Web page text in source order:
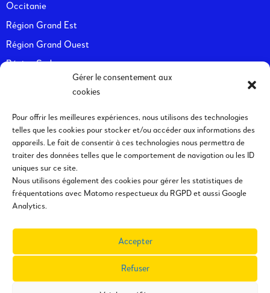
Gérer le consentement aux
cookies
Pour offrir les meilleures expériences, nous utilisons des technologies
telles que les cookies pour stocker et/ou accéder aux informations des
appareils. Le fait de consentir à ces technologies nous permettra de
traiter des données telles que le comportement de navigation ou les ID
uniques sur ce site.
Nous utilisons également des cookies pour gérer les statistiques de
fréquentations avec Matomo respectueux du RGPD et aussi Google
Analytics.
Accepter
Refuser
Occitanie
Région Grand Est
Région Grand Ouest
Région Sud
Informations utiles
Demande d’adhésion
Demande d’intervention
Communiqué de presse